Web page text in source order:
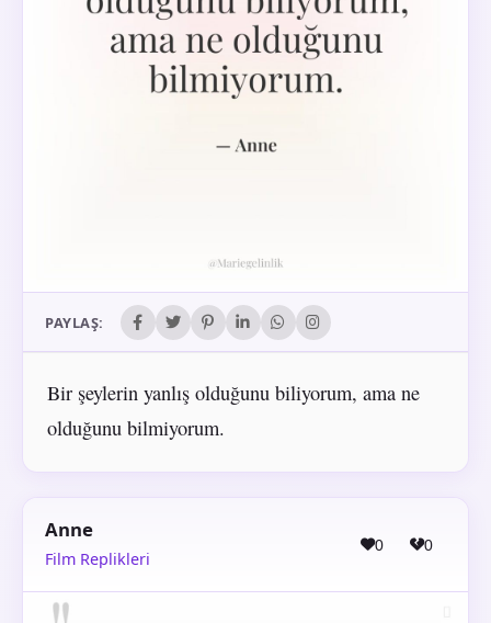
PAYLAŞ:
Bir şeylerin yanlış olduğunu biliyorum, ama ne
olduğunu bilmiyorum.
Anne
Film Replikleri
0 0